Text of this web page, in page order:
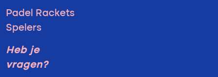
Padel Rackets
Spelers
Heb je
vragen?